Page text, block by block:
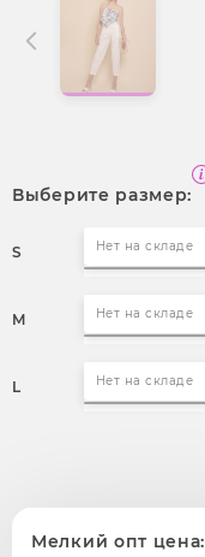
Выберите размер:
S Нет на складе
M Нет на складе
L Нет на складе
Мелкий опт цена: